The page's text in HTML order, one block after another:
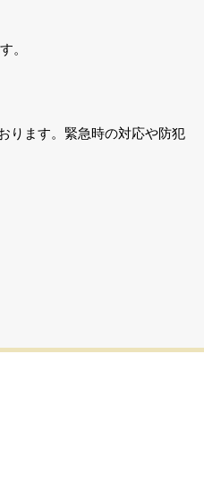
。
ります。緊急時の対応や防犯